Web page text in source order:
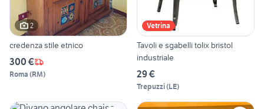
2
credenza stile etnico
300 €
Roma (RM)
Vetrina
Tavoli e sgabelli tolix bristol
industriale
29 €
Trepuzzi(LE)